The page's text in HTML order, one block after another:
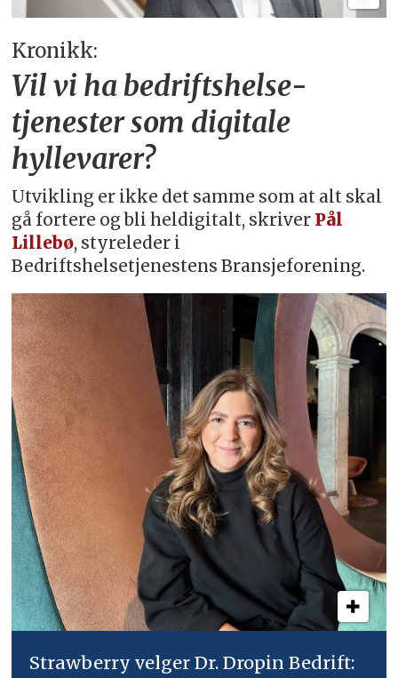
Kronikk:
Vil vi ha bedriftshelse­
tjenester som digitale
hyllevarer?
Utvikling er ikke det samme som at alt skal
gå fortere og bli heldigitalt, skriver Pål
Lillebø, styreleder i
Bedriftshelsetjenestens Bransjeforening.
Strawberry velger Dr. Dropin Bedrift: